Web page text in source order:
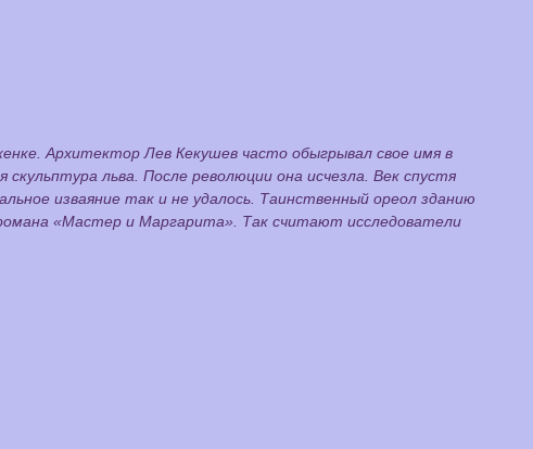
Архитектор Лев Кекушев часто обыгрывал свое имя в
льва. После революции она исчезла. Век спустя
изваяние так и не удалось. Таинственный ореол зданию
«Мастер и Маргарита». Так считают исследователи